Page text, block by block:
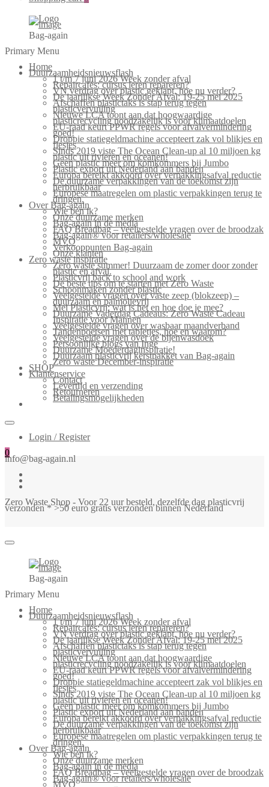
Bag-again
Primary Menu
Home
Duurzaamheidsnieuwsflash
1 t/m 7 juni 2026 Week zonder afval
Repaircafés: cursus leren repareren?
VN verdrag over plastic geklapt, hoe nu verder?
De jaarlijkse Week Zonder Afval: 19-25 mei 2025
Afschaffen plastictaks is stap terug tegen
plasticvervuiling
Nieuwe LCA toont aan dat hoogwaardige
plasticrecycling noodzakelijk is voor klimaatdoelen
EU-raad keurt PPWR regels voor afvalvermindering
goed!
Droppie statiegeldmachine accepteert zak vol blikjes en
flesjes
Sinds 2019 viste The Ocean Clean-up al 10 miljoen kg
plastic uit rivieren en oceanen!
Geen plastic meer om komkommers bij Jumbo
Plastic export uit Nederland aan banden
Europa bereikt akkoord over verpakkingsafval reductie
De duurzame verpakkingen van de toekomst zijn
herbruikbaar
Europese maatregelen om plastic verpakkingen terug te
dringen.
Over Bag-again
Wie ben ik?
Onze duurzame merken
Bag-again in de media
FAQ Breadbag – veelgestelde vragen over de broodzak
Bag-again® voor retailers/wholesale
MVO
Verkooppunten Bag-again
Onze klanten
Zero waste inspiratie
Zero waste summer! Duurzaam de zomer door zonder
plastic en afval.
Plasticvrij back to school and work
De beste tips om te starten met Zero Waste
Schoonmaken zonder plastic
Veelgestelde vragen over vaste zeep (blokzeep) –
duurzaam en palmolievrij
Mei Plasticvrij: wat is het en hoe doe je mee?
Duurzame Vaderdag Cadeaus: Zero Waste Cadeau
Inspiratie voor Mannen
Veelgestelde vragen over wasbaar maandverband
Tandenpoetsen met tabletjes, hoe en waarom?
Veelgestelde vragen over de bijenwasdoek
Persoonlijke blogs van Inge
Duurzame Moederdaginspiratie!
Duurzaam plasticvrij kerstpakket van Bag-again
Zero waste December-inspiratie
SHOP
Klantenservice
Contact
Levertijd en verzending
Retourneren
Betalingsmogelijkheden
Login / Register
0
info@bag-again.nl
Zero Waste Shop - Voor 22 uur besteld, dezelfde dag plasticvrij
verzonden * >50 euro gratis verzonden binnen Nederland
Bag-again
Primary Menu
Home
Duurzaamheidsnieuwsflash
1 t/m 7 juni 2026 Week zonder afval
Repaircafés: cursus leren repareren?
VN verdrag over plastic geklapt, hoe nu verder?
De jaarlijkse Week Zonder Afval: 19-25 mei 2025
Afschaffen plastictaks is stap terug tegen
plasticvervuiling
Nieuwe LCA toont aan dat hoogwaardige
plasticrecycling noodzakelijk is voor klimaatdoelen
EU-raad keurt PPWR regels voor afvalvermindering
goed!
Droppie statiegeldmachine accepteert zak vol blikjes en
flesjes
Sinds 2019 viste The Ocean Clean-up al 10 miljoen kg
plastic uit rivieren en oceanen!
Geen plastic meer om komkommers bij Jumbo
Plastic export uit Nederland aan banden
Europa bereikt akkoord over verpakkingsafval reductie
De duurzame verpakkingen van de toekomst zijn
herbruikbaar
Europese maatregelen om plastic verpakkingen terug te
dringen.
Over Bag-again
Wie ben ik?
Onze duurzame merken
Bag-again in de media
FAQ Breadbag – veelgestelde vragen over de broodzak
Bag-again® voor retailers/wholesale
MVO